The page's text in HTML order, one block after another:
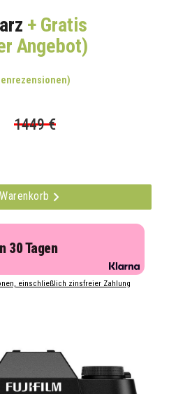
+ Gratis
Angebot)
1449 €
30 Tagen
einschließlich zinsfreier Zahlung